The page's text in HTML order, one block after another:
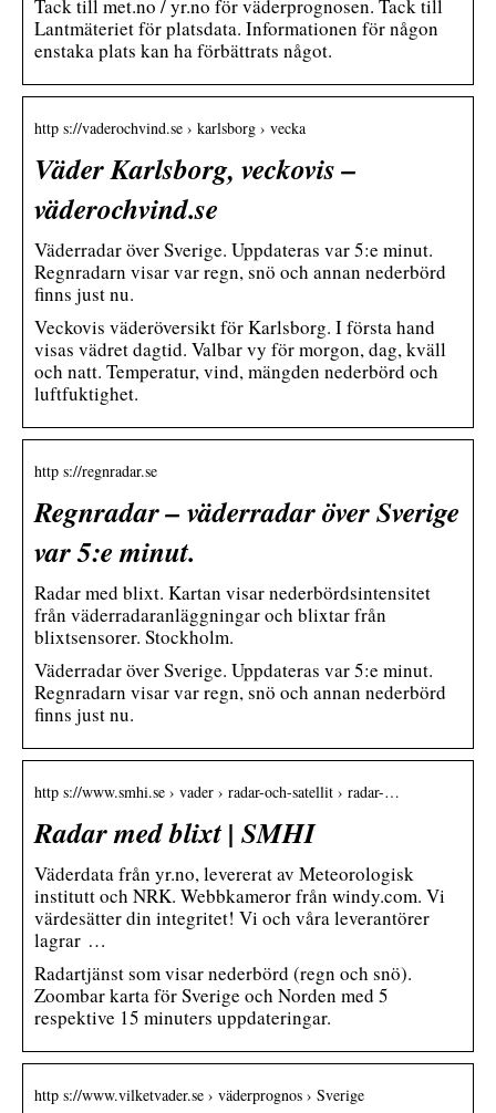
Tack till met.no / yr.no för väderprognosen. Tack till
Lantmäteriet för platsdata. Informationen för någon
enstaka plats kan ha förbättrats något.
http s://vaderochvind.se › karlsborg › vecka
Väder Karlsborg, veckovis –
väderochvind.se
Väderradar över Sverige. Uppdateras var 5:e minut.
Regnradarn visar var regn, snö och annan nederbörd
finns just nu.
Veckovis väderöversikt för Karlsborg. I första hand
visas vädret dagtid. Valbar vy för morgon, dag, kväll
och natt. Temperatur, vind, mängden nederbörd och
luftfuktighet.
http s://regnradar.se
Regnradar – väderradar över Sverige
var 5:e minut.
Radar med blixt. Kartan visar nederbördsintensitet
från väderradaranläggningar och blixtar från
blixtsensorer. Stockholm.
Väderradar över Sverige. Uppdateras var 5:e minut.
Regnradarn visar var regn, snö och annan nederbörd
finns just nu.
http s://www.smhi.se › vader › radar-och-satellit › radar-…
Radar med blixt | SMHI
Väderdata från yr.no, levererat av Meteorologisk
institutt och NRK. Webbkameror från windy.com. Vi
värdesätter din integritet! Vi och våra leverantörer
lagrar …
Radartjänst som visar nederbörd (regn och snö).
Zoombar karta för Sverige och Norden med 5
respektive 15 minuters uppdateringar.
http s://www.vilketvader.se › väderprognos › Sverige